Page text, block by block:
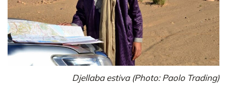
Djellaba estiva (Photo: Paolo Trading)